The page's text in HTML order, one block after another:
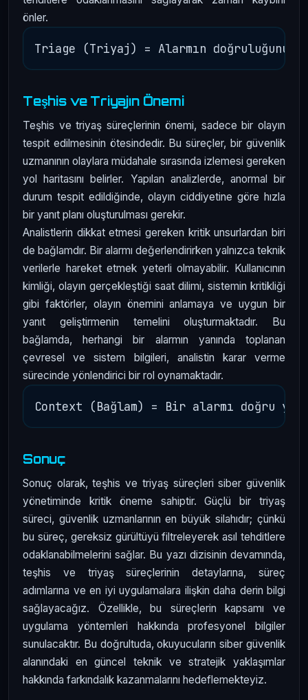
önler.
Teşhis ve Triyajın Önemi
Teşhis ve triyaş süreçlerinin önemi, sadece bir olayın
tespit edilmesinin ötesindedir. Bu süreçler, bir güvenlik
uzmanının olaylara müdahale sırasında izlemesi gereken
yol haritasını belirler. Yapılan analizlerde, anormal bir
durum tespit edildiğinde, olayın ciddiyetine göre hızla
bir yanıt planı oluşturulması gerekir.
Analistlerin dikkat etmesi gereken kritik unsurlardan biri
de bağlamdır. Bir alarmı değerlendirirken yalnızca teknik
verilerle hareket etmek yeterli olmayabilir. Kullanıcının
kimliği, olayın gerçekleştiği saat dilimi, sistemin kritikliği
gibi faktörler, olayın önemini anlamaya ve uygun bir
yanıt geliştirmenin temelini oluşturmaktadır. Bu
bağlamda, herhangi bir alarmın yanında toplanan
çevresel ve sistem bilgileri, analistin karar verme
sürecinde yönlendirici bir rol oynamaktadır.
Sonuç
Sonuç olarak, teşhis ve triyaş süreçleri siber güvenlik
yönetiminde kritik öneme sahiptir. Güçlü bir triyaş
süreci, güvenlik uzmanlarının en büyük silahıdır; çünkü
bu süreç, gereksiz gürültüyü filtreleyerek asıl tehditlere
odaklanabilmelerini sağlar. Bu yazı dizisinin devamında,
teşhis ve triyaş süreçlerinin detaylarına, süreç
adımlarına ve en iyi uygulamalara ilişkin daha derin bilgi
sağlayacağız. Özellikle, bu süreçlerin kapsamı ve
uygulama yöntemleri hakkında profesyonel bilgiler
sunulacaktır. Bu doğrultuda, okuyucuların siber güvenlik
alanındaki en güncel teknik ve stratejik yaklaşımlar
hakkında farkındalık kazanmalarını hedeflemekteyiz.